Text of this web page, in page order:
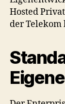
Hosted
der